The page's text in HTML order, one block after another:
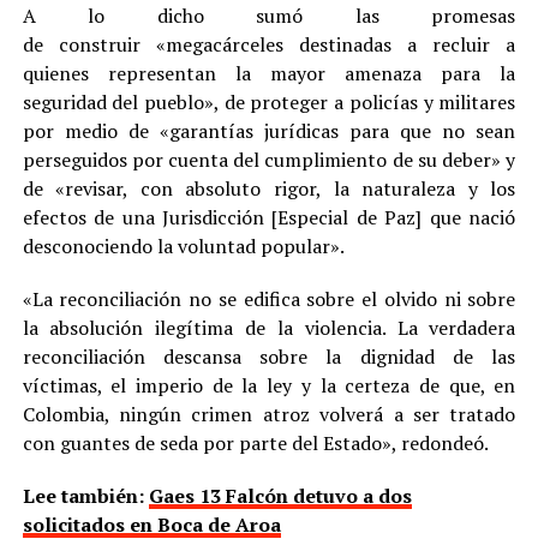
A lo dicho sumó las promesas
de construir «megacárceles destinadas a recluir a
quienes representan la mayor amenaza para la
seguridad del pueblo», de proteger a policías y militares
por medio de «garantías jurídicas para que no sean
perseguidos por cuenta del cumplimiento de su deber» y
de «revisar, con absoluto rigor, la naturaleza y los
efectos de una Jurisdicción [Especial de Paz] que nació
desconociendo la voluntad popular».
«La reconciliación no se edifica sobre el olvido ni sobre
la absolución ilegítima de la violencia. La verdadera
reconciliación descansa sobre la dignidad de las
víctimas, el imperio de la ley y la certeza de que, en
Colombia, ningún crimen atroz volverá a ser tratado
con guantes de seda por parte del Estado», redondeó.
Lee también: Gaes 13 Falcón detuvo a dos
solicitados en Boca de Aroa